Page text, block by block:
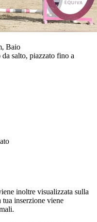
Baio
salto, piazzato fino a
inoltre visualizzata sulla
inserzione viene